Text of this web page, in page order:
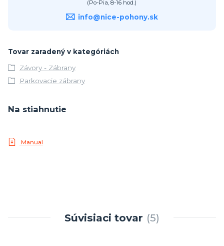
(Po-Pia, 8-16 hod.)
info@nice-pohony.sk
Tovar zaradený v kategóriách
Závory - Zábrany
Parkovacie zábrany
Na stiahnutie
Manual
Súvisiaci tovar 5